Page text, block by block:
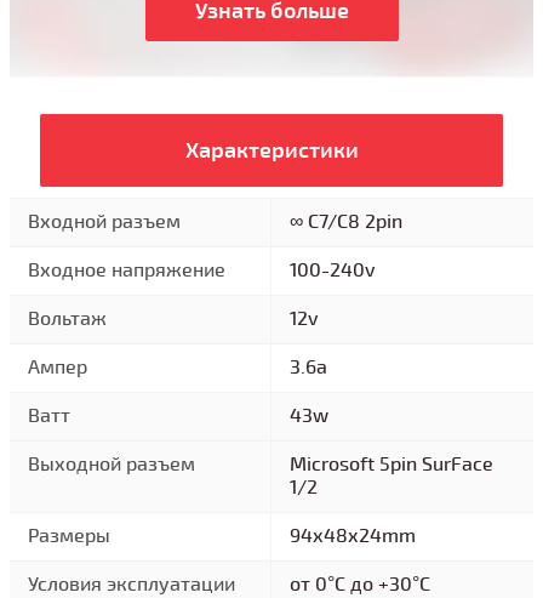
Узнать больше
Характеристики
Входной разъем
∞ C7/C8 2pin
Входное напряжение
100-240v
Вольтаж
12v
Ампер
3.6a
Ватт
43w
Выходной разъем
Microsoft 5pin SurFace
1/2
Размеры
94x48x24mm
Условия эксплуатации
от 0°C до +30°C